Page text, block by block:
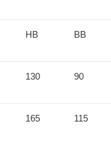
НВ ВВ
130 90
165 115